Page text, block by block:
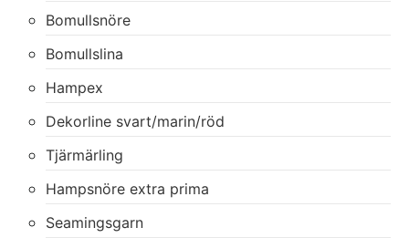
Bomullsnöre
Bomullslina
Hampex
Dekorline svart/marin/röd
Tjärmärling
Hampsnöre extra prima
Seamingsgarn